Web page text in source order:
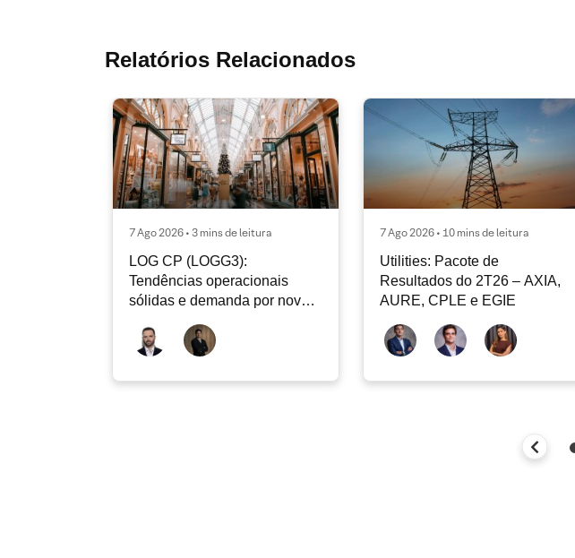
Relatórios Relacionados
7 Ago 2026 • 3 mins de leitura
LOG CP (LOGG3):
Tendências operacionais
sólidas e demanda por nova
7 Ago 2026 • 10 mins de leitura
Utilities: Pacote de
Resultados do 2T26 – AXIA,
AURE, CPLE e EGIE